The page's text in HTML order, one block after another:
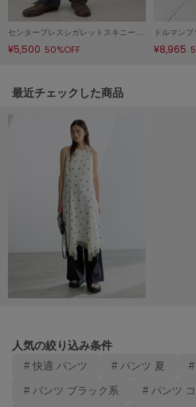
NOWNS
ナウンス
Onitsuka Tiger
オニツカ タイガー
PATRICK
Philly chocolate
¥5,500 50%OFF ¥8,965
関連記事
最近チェックした商品
人気の絞り込み条件
# 快適 パンツ # パンツ 夏
# パンツ ブラック系 # パンツ